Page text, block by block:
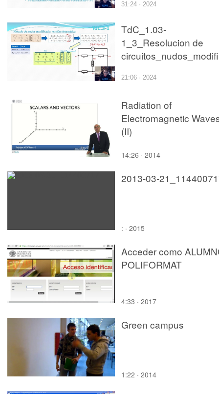
31:24 · 2024
TdC_1.03-
1_3_Resolucion de
21:06 · 2024
Radiation of
Electromagnetic
(II)
14:26 · 2014
2013-03-
: · 2015
Acceder como
POLIFORMAT
4:33 · 2017
Green campus
1:22 · 2014